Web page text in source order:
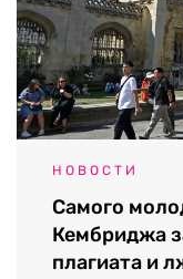
НОВОСТИ
Самого
Кембриджа
плагиата и